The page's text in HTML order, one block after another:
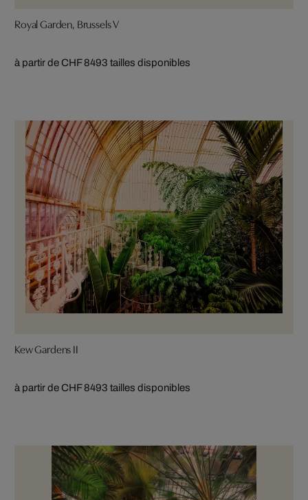
Royal Garden, Brussels V
à partir de CHF 8493 tailles disponibles
Kew Gardens II
à partir de CHF 8493 tailles disponibles